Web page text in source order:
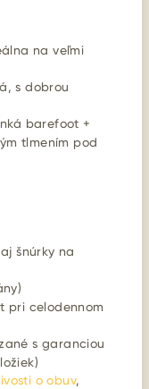
na veľmi
s dobrou
barefoot +
tlmením pod
šnúrky na
pri celodennom
s garanciou
o obuv,